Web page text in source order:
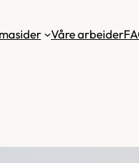
Våre arbeider